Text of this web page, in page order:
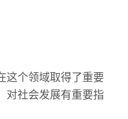
这个领域取得了重要
对社会发展有重要指